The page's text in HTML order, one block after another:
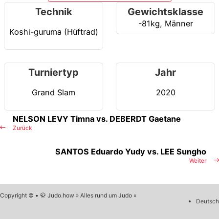
Technik
Koshi-guruma (Hüftrad)
Gewichtsklasse
-81kg, Männer
Turniertyp
Grand Slam
Jahr
2020
Zurück
NELSON LEVY Timna vs. DEBERDT Gaetane
Weiter
SANTOS Eduardo Yudy vs. LEE Sungho
Copyright © • 🥋 Judo.how » Alles rund um Judo «
Deutsch